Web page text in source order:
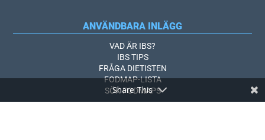
ANVÄNDBARA INLÄGG
VAD ÄR IBS?
IBS TIPS
FRÅGA DIETISTEN
FODMAP-LISTA
SÖK FODMAPS
Share This